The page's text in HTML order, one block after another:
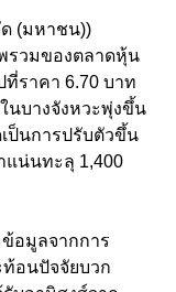
(มหาชน))
รวมของตลาดหุ้น
ราคา 6.70 บาท
นบางจังหวะพุ่งขึ้น
ป็นการปรับตัวขึ้น
แน่นทะลุ 1,400
อมูลจากการ
ท้อนปัจจัยบวก